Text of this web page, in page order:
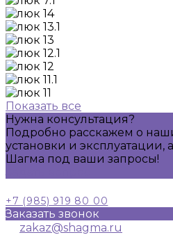
Показать все
Нужна консультация?
Подробно расскажем о
установки и
Шагма под ваши запросы!
+7 (985) 919 80 00
Заказать звонок
zakaz@shagma.ru